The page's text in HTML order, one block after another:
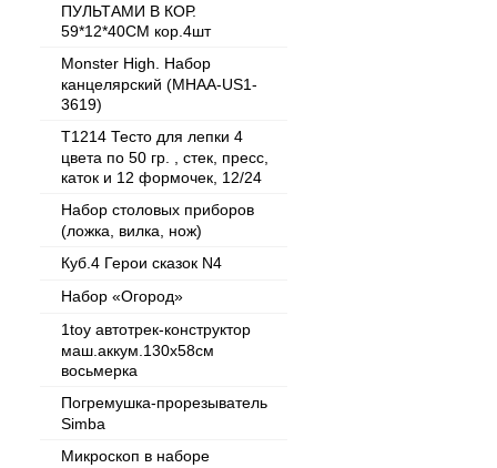
ПУЛЬТАМИ В КОР.
59*12*40СМ кор.4шт
Monster High. Набор
канцелярский (MHAA-US1-
3619)
T1214 Тесто для лепки 4
цвета по 50 гр. , стек, пресс,
каток и 12 формочек, 12/24
Набор столовых приборов
(ложка, вилка, нож)
Куб.4 Герои сказок N4
Набор «Огород»
1toy автотрек-конструктор
маш.аккум.130х58см
восьмерка
Погремушка-прорезыватель
Simba
Микроскоп в наборе